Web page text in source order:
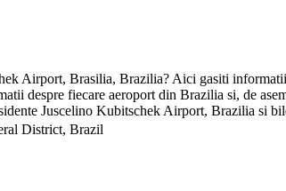
Airport, Brasilia, Brazilia? Aici gasiti
despre fiecare aeroport din Brazilia si, de
Juscelino Kubitschek Airport, Brazilia si
District, Brazil